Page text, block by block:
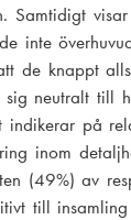
Samtidigt
inte
de knappt
neutralt till
indikerar på
inom
(49%) av
till